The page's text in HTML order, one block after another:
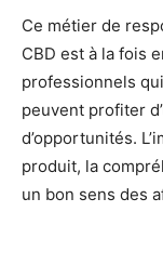
Ce métier de
CBD est à la fois
professionnels
peuvent profiter
d’opportunités.
produit, la
un bon sens des